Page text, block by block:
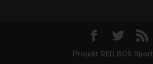
Projekt RED BOX Sport